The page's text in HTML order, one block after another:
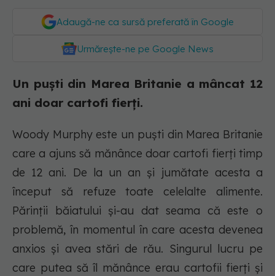
Adaugă-ne ca sursă preferată în Google
Urmărește-ne pe Google News
Un puști din Marea Britanie a mâncat 12
ani doar cartofi fierți.
Woody Murphy este un puști din Marea Britanie
care a ajuns să mănânce doar cartofi fierți timp
de 12 ani. De la un an și jumătate acesta a
început să refuze toate celelalte alimente.
Părinții băiatului și-au dat seama că este o
problemă, în momentul în care acesta devenea
anxios și avea stări de rău. Singurul lucru pe
care putea să îl mănânce erau cartofii fierți și